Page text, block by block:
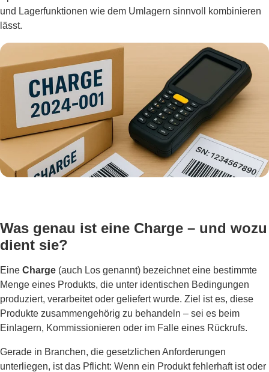
und Lagerfunktionen wie dem Umlagern sinnvoll kombinieren
lässt.
Was genau ist eine Charge – und wozu
dient sie?
Eine Charge (auch Los genannt) bezeichnet eine bestimmte
Menge eines Produkts, die unter identischen Bedingungen
produziert, verarbeitet oder geliefert wurde. Ziel ist es, diese
Produkte zusammengehörig zu behandeln – sei es beim
Einlagern, Kommissionieren oder im Falle eines Rückrufs.
Gerade in Branchen, die gesetzlichen Anforderungen
unterliegen, ist das Pflicht: Wenn ein Produkt fehlerhaft ist oder